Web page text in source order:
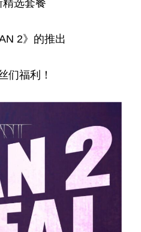
选套餐
2》的推出
们福利！